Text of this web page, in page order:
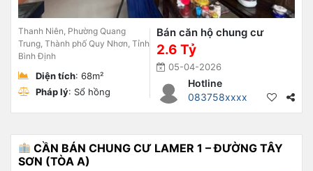
Thanh Niên, Phường Quang
Trung, Thành phố Quy Nhơn, Tỉnh
Bình Định
Diện tích: 68m²
Pháp lý: Sổ hồng
Bán căn hộ chung cư
2.6 Tỷ
05-04-2026
Hotline
083758xxxx
CẦN BÁN CHUNG CƯ LAMER 1 – ĐƯỜNG TÂY
SƠN (TÒA A)